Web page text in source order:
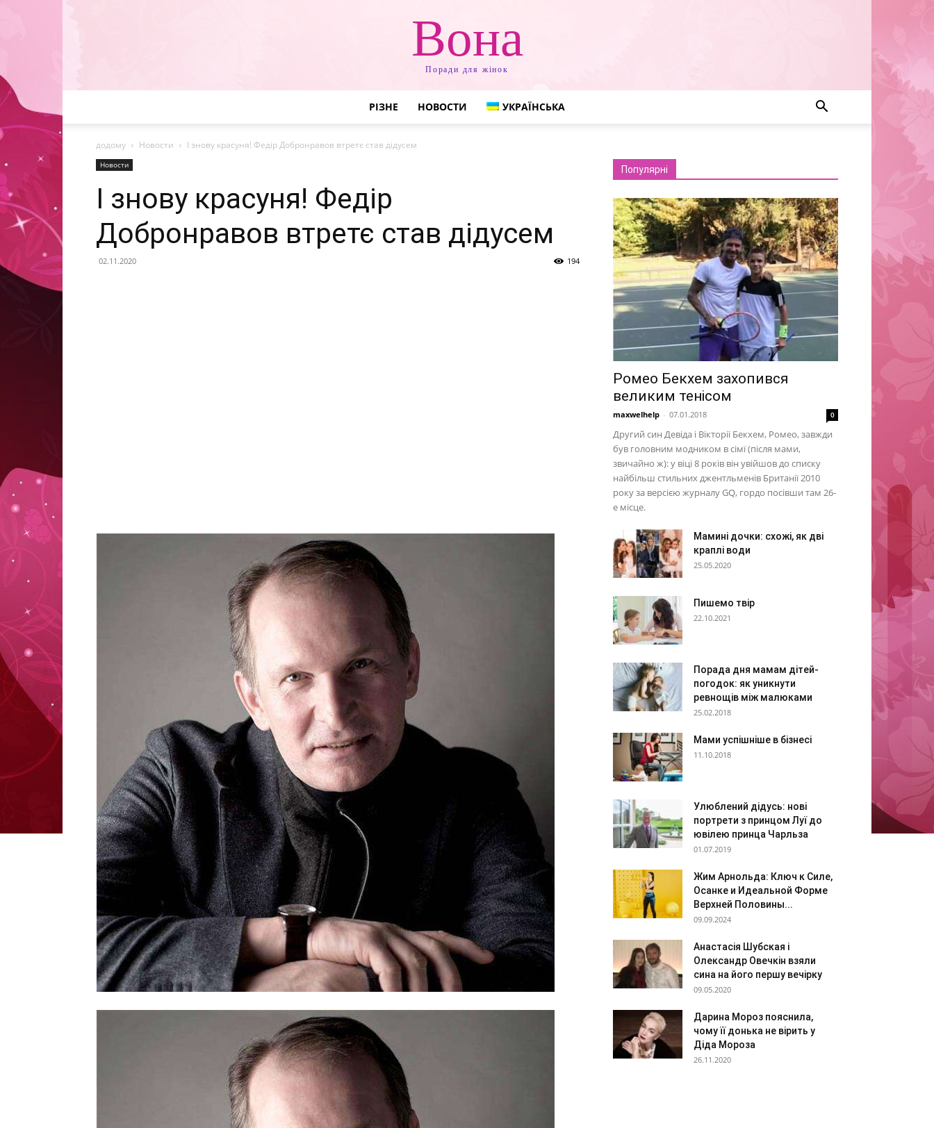
Вона
Поради для жінок
РІЗНЕ НОВОСТИ УКРАЇНСЬКА
додому Новости І знову красуня! Федір Добронравов втретє став дідусем
Новости
І знову красуня! Федір
Добронравов втретє став дідусем
02.11.2020 194
Популярні
Ромео Бекхем захопився
великим тенісом
maxwelhelp - 07.01.2018 0
Другий син Девіда і Вікторії Бекхем, Ромео, завжди
був головним модником в сімї (після мами,
звичайно ж): у віці 8 років він увійшов до списку
найбільш стильних джентльменів Британії 2010
року за версією журналу GQ, гордо посівши там 26-
е місце.
Мамині дочки: схожі, як дві
краплі води
25.05.2020
Пишемо твір
22.10.2021
Порада дня мамам дітей-
погодок: як уникнути
ревнощів між малюками
25.02.2018
Мами успішніше в бізнесі
11.10.2018
Улюблений дідусь: нові
портрети з принцом Луї до
ювілею принца Чарльза
01.07.2019
Жим Арнольда: Ключ к Силе,
Осанке и Идеальной Форме
Верхней Половины...
09.09.2024
Анастасія Шубская і
Олександр Овечкін взяли
сина на його першу вечірку
09.05.2020
Дарина Мороз пояснила,
чому її донька не вірить у
Діда Мороза
26.11.2020